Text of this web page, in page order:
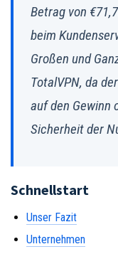
Betrag von
beim
Großen und
TotalVPN, da
auf den Gewinn
Sicherheit der
Schnellstart
Unser Fazit
Unternehmen